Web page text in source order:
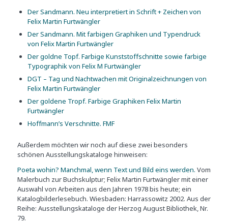
Der Sandmann. Neu interpretiert in Schrift + Zeichen von
Felix Martin Furtwängler
Der Sandmann. Mit farbigen Graphiken und Typendruck
von Felix Martin Furtwängler
Der goldne Topf. Farbige Kunststoffschnitte sowie farbige
Typographik von Felix M Furtwängler
DGT – Tag und Nachtwachen mit Originalzeichnungen von
Felix Martin Furtwängler
Der goldene Tropf. Farbige Graphiken Felix Martin
Furtwängler
Hoffmann’s Verschnitte. FMF
Außerdem möchten wir noch auf diese zwei besonders
schönen Ausstellungskataloge hinweisen:
Poeta wohin? Manchmal, wenn Text und Bild eins werden. Vom
Malerbuch zur Buchskulptur; Felix Martin Furtwängler mit einer
Auswahl von Arbeiten aus den Jahren 1978 bis heute; ein
Katalogbilderlesebuch. Wiesbaden: Harrassowitz 2002. Aus der
Reihe: Ausstellungskataloge der Herzog August Bibliothek, Nr.
79.